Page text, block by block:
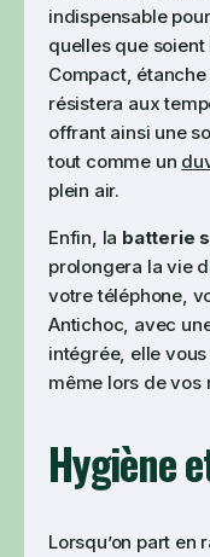
indispensable
quelles que
Compact,
résistera aux
offrant ainsi une
tout comme un
plein air.
Enfin, la batterie
prolongera la vie
votre téléphone,
Antichoc, avec
intégrée, elle
même lors de vos
Hygiène
Lorsqu’on part en